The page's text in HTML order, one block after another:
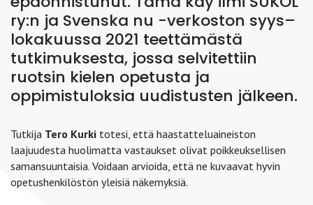
ry:n ja Svenska nu -verkoston syys–
lokakuussa 2021 teettämästä
tutkimuksesta, jossa selvitettiin
ruotsin kielen opetusta ja
oppimistuloksia uudistusten jälkeen.
Tutkija Tero Kurki totesi, että haastatteluaineiston
laajuudesta huolimatta vastaukset olivat poikkeuksellisen
samansuuntaisia. Voidaan arvioida, että ne kuvaavat hyvin
opetushenkilöstön yleisiä näkemyksiä.